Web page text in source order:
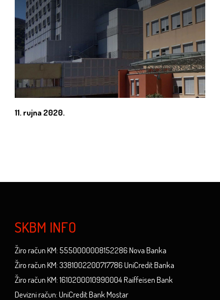
11. rujna 2020.
SKBM INFO
Žiro račun KM: 5550000008152286 Nova Banka
Žiro račun KM: 3381002200717786 UniCredit Banka
Žiro račun KM: 1610200010990004 Raiffeisen Bank
Devizni račun: UniCredit Bank Mostar